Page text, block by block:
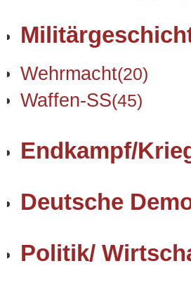
Wehrmacht(20)
Waffen-SS(45)
Endkampf/
Deutsche
Politik/